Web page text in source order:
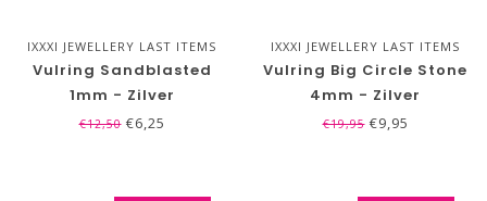
IXXXI JEWELLERY LAST ITEMS
SALE!
Vulring Sandblasted
1mm - Zilver
€12,50€6,25
IXXXI JEWELLERY LAST ITEMS
SALE!
Vulring Big Circle Stone
4mm - Zilver
€19,95€9,95